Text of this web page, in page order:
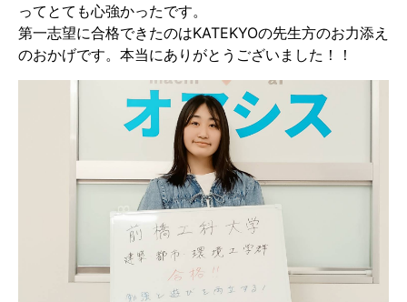
ってとても心強かったです。
第一志望に合格できたのはKATEKYOの先生方のお力添え
のおかげです。本当にありがとうございました！！